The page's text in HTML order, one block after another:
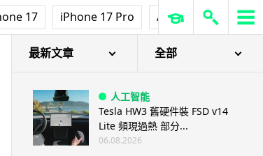
17 iPhone 17 Pro AirPods Pro 3
最新文章 全部
人工智能
Tesla HW3 舊硬件裝 FSD v14
Lite 頻現過熱 部分...
06.08.2026